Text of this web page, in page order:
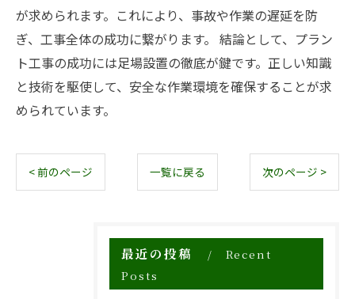
が求められます。これにより、事故や作業の遅延を防
ぎ、工事全体の成功に繋がります。 結論として、プラン
ト工事の成功には足場設置の徹底が鍵です。正しい知識
と技術を駆使して、安全な作業環境を確保することが求
められています。
< 前のページ 一覧に戻る 次のページ >
最近の投稿
Recent
Posts